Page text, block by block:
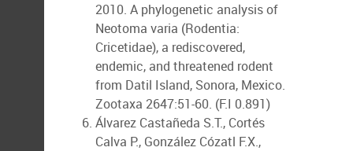
2010. A phylogenetic analysis of
Neotoma varia (Rodentia:
Cricetidae), a rediscovered,
endemic, and threatened rodent
from Datil Island, Sonora, Mexico.
Zootaxa 2647:51-60. (F.I 0.891)
Álvarez Castañeda S.T., Cortés
Calva P., González Cózatl F.X.,